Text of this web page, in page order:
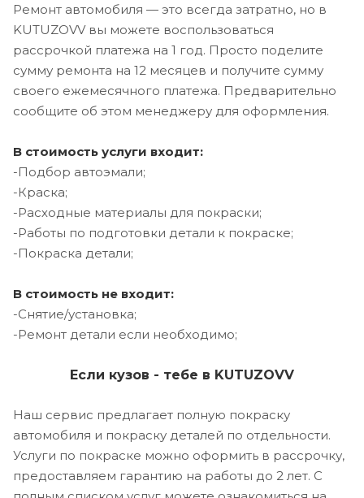
Ремонт автомобиля — это всегда затратно, но в
KUTUZOVV вы можете воспользоваться
рассрочкой платежа на 1 год. Просто поделите
сумму ремонта на 12 месяцев и получите сумму
своего ежемесячного платежа. Предварительно
сообщите об этом менеджеру для оформления.
В стоимость услуги входит:
-Подбор автоэмали;
-Краска;
-Расходные материалы для покраски;
-Работы по подготовки детали к покраске;
-Покраска детали;
В стоимость не входит:
-Снятие/установка;
-Ремонт детали если необходимо;
Если кузов - тебе в KUTUZOVV
Наш сервис предлагает полную покраску
автомобиля и покраску деталей по отдельности.
Услуги по покраске можно оформить в рассрочку,
предоставляем гарантию на работы до 2 лет. С